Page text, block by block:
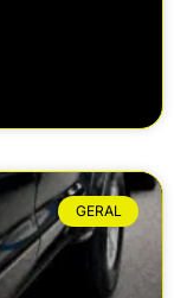
GERAL